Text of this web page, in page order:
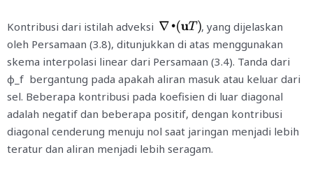
Kontribusi dari istilah adveksi
, yang dijelaskan
oleh Persamaan (3.8), ditunjukkan di atas menggunakan
skema interpolasi linear dari Persamaan (3.4). Tanda dari
ϕ_f bergantung pada apakah aliran masuk atau keluar dari
sel. Beberapa kontribusi pada koefisien di luar diagonal
adalah negatif dan beberapa positif, dengan kontribusi
diagonal cenderung menuju nol saat jaringan menjadi lebih
teratur dan aliran menjadi lebih seragam.